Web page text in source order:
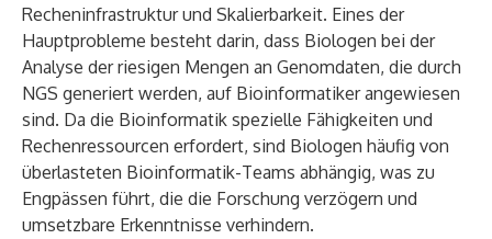
Recheninfrastruktur und Skalierbarkeit. Eines der
Hauptprobleme besteht darin, dass Biologen bei der
Analyse der riesigen Mengen an Genomdaten, die durch
NGS generiert werden, auf Bioinformatiker angewiesen
sind. Da die Bioinformatik spezielle Fähigkeiten und
Rechenressourcen erfordert, sind Biologen häufig von
überlasteten Bioinformatik-Teams abhängig, was zu
Engpässen führt, die die Forschung verzögern und
umsetzbare Erkenntnisse verhindern.